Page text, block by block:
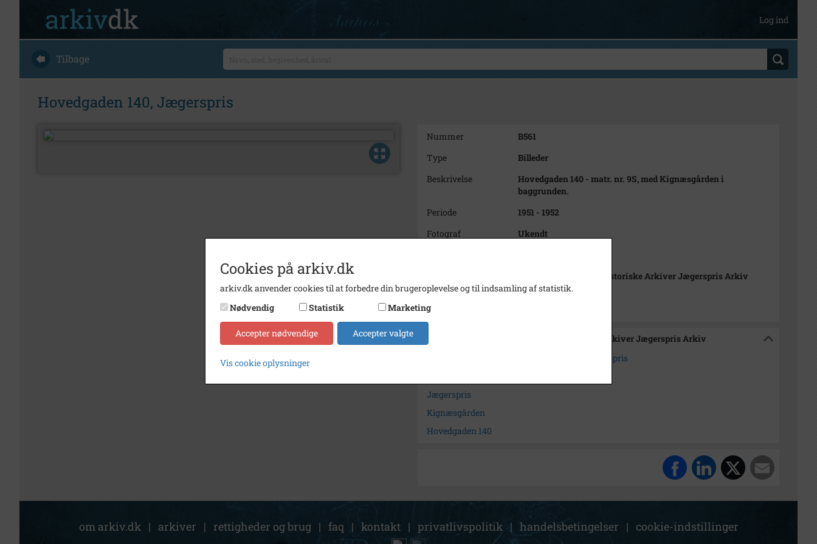
Log ind
Tilbage
Hovedgaden 140, Jægerspris
Nummer
B561
Type
Billeder
Beskrivelse
Hovedgaden 140 - matr. nr. 9S, med Kignæsgården i
baggrunden.
Periode
1951 - 1952
Fotograf
Ukendt
Frederikssund Lokalhistoriske Arkiver Jægerspris Arkiv
Søg videre i Frederikssund Lokalhistoriske Arkiver Jægerspris Arkiv
Hovedgaden 140, matr. 9s, Neder Dråby, Jægerspris
Jægerspris
Kignæsgården
Hovedgaden 140
om arkiv.dk | arkiver | rettigheder og brug | faq | kontakt | privatlivspolitik | handelsbetingelser | cookie-indstillinger
Cookies på arkiv.dk
arkiv.dk anvender cookies til at forbedre din brugeroplevelse og til indsamling af statistik.
Nødvendig
Statistik Marketing
Accepter nødvendige Accepter valgte
Vis cookie oplysninger